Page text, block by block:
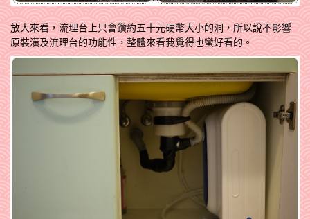
放大來看，流理台上只會鑽約五十元硬幣大小的洞，所以說不影響
原裝潢及流理台的功能性，整體來看我覺得也蠻好看的。